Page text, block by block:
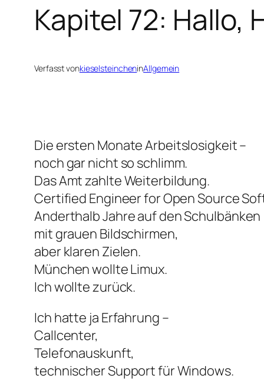
Kapitel 72: Hallo,
Verfasst vonkieselsteincheninAllgemein
Die ersten Monate Arbeitslosigkeit –
noch gar nicht so schlimm.
Das Amt zahlte Weiterbildung.
Certified Engineer for Open Source
Anderthalb Jahre auf den Schulbänken
mit grauen Bildschirmen,
aber klaren Zielen.
München wollte Limux.
Ich wollte zurück.
Ich hatte ja Erfahrung –
Callcenter,
Telefonauskunft,
technischer Support für Windows.